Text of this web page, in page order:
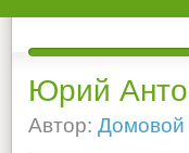
Юрий
Автор: Домовой